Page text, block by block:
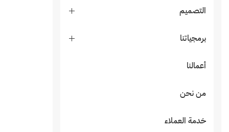
التصميم
برمجياتنا
أعمالنا
من نحن
خدمة العملاء